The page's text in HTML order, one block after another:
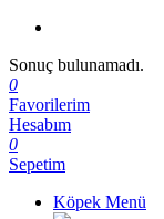
Sonuç bulunamadı.
0
Favorilerim
Hesabım
0
Sepetim
Köpek Menü